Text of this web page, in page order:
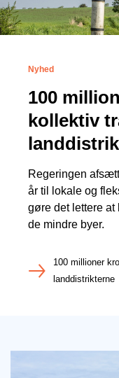
Nyhed
100
kollektiv
Regeringen
år til lokale og
gøre det lettere at
de mindre byer.
100 millioner
landdistrikterne